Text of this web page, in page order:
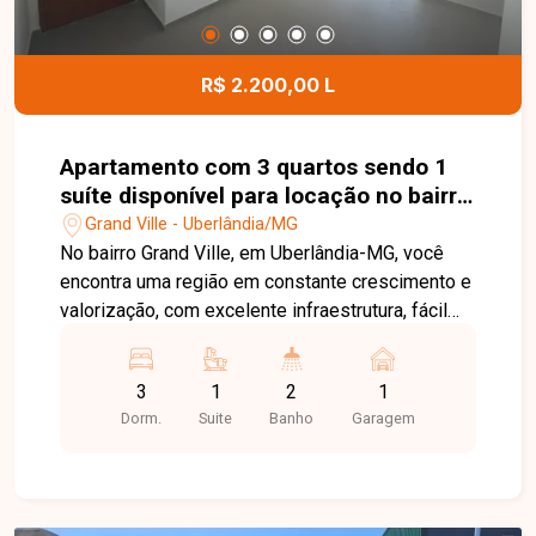
de lazer, incluindo piscina, salão de festas,
espaço gourmet, playground, quadra e espaço
infantil, oferecendo mais conforto e comodidade
para toda a família. Uma excelente oportunidade
localizado, em condomínio com estrutura
completa e ótimo custo-benefício. Entre em
contato e agende sua visita!
R$ 2.200,00 L
Apartamento com 3 quartos sendo 1
suíte disponível para locação no bairro
Grand Ville em Uberlândia-MG
Grand Ville - Uberlândia/MG
No bairro Grand Ville, em Uberlândia-MG, você
encontra uma região em constante crescimento e
valorização, com excelente infraestrutura, fácil
proximidade com supermercados, escolas,
farmácias e diversos comércios, proporcionando
praticidade e qualidade de vida. Apartamento
3
Dorm.
1
Suite
2
Banho
1
Garagem